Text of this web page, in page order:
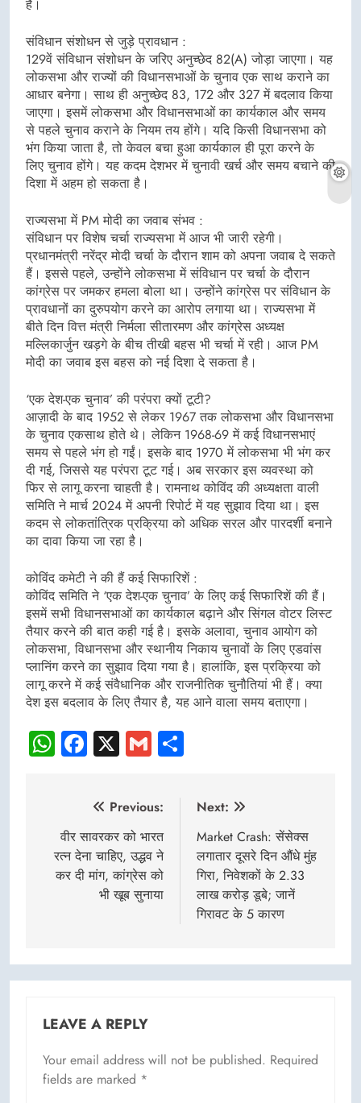
हैं।
संविधान संशोधन से जुड़े प्रावधान :
129वें संविधान संशोधन के जरिए अनुच्छेद 82(A) जोड़ा जाएगा। यह
लोकसभा और राज्यों की विधानसभाओं के चुनाव एक साथ कराने का
आधार बनेगा। साथ ही अनुच्छेद 83, 172 और 327 में बदलाव किया
जाएगा। इसमें लोकसभा और विधानसभाओं का कार्यकाल और समय
से पहले चुनाव कराने के नियम तय होंगे। यदि किसी विधानसभा को
भंग किया जाता है, तो केवल बचा हुआ कार्यकाल ही पूरा करने के
लिए चुनाव होंगे। यह कदम देशभर में चुनावी खर्च और समय बचाने की
दिशा में अहम हो सकता है।
राज्यसभा में PM मोदी का जवाब संभव :
संविधान पर विशेष चर्चा राज्यसभा में आज भी जारी रहेगी।
प्रधानमंत्री नरेंद्र मोदी चर्चा के दौरान शाम को अपना जवाब दे सकते
हैं। इससे पहले, उन्होंने लोकसभा में संविधान पर चर्चा के दौरान
कांग्रेस पर जमकर हमला बोला था। उन्होंने कांग्रेस पर संविधान के
प्रावधानों का दुरुपयोग करने का आरोप लगाया था। राज्यसभा में
बीते दिन वित्त मंत्री निर्मला सीतारमण और कांग्रेस अध्यक्ष
मल्लिकार्जुन खड़गे के बीच तीखी बहस भी चर्चा में रही। आज PM
मोदी का जवाब इस बहस को नई दिशा दे सकता है।
‘एक देश-एक चुनाव’ की परंपरा क्यों टूटी?
आज़ादी के बाद 1952 से लेकर 1967 तक लोकसभा और विधानसभा
के चुनाव एकसाथ होते थे। लेकिन 1968-69 में कई विधानसभाएं
समय से पहले भंग हो गईं। इसके बाद 1970 में लोकसभा भी भंग कर
दी गई, जिससे यह परंपरा टूट गई। अब सरकार इस व्यवस्था को
फिर से लागू करना चाहती है। रामनाथ कोविंद की अध्यक्षता वाली
समिति ने मार्च 2024 में अपनी रिपोर्ट में यह सुझाव दिया था। इस
कदम से लोकतांत्रिक प्रक्रिया को अधिक सरल और पारदर्शी बनाने
का दावा किया जा रहा है।
कोविंद कमेटी ने की हैं कई सिफारिशें :
कोविंद समिति ने ‘एक देश-एक चुनाव’ के लिए कई सिफारिशें की हैं।
इसमें सभी विधानसभाओं का कार्यकाल बढ़ाने और सिंगल वोटर लिस्ट
तैयार करने की बात कही गई है। इसके अलावा, चुनाव आयोग को
लोकसभा, विधानसभा और स्थानीय निकाय चुनावों के लिए एडवांस
प्लानिंग करने का सुझाव दिया गया है। हालांकि, इस प्रक्रिया को
लागू करने में कई संवैधानिक और राजनीतिक चुनौतियां भी हैं। क्या
देश इस बदलाव के लिए तैयार है, यह आने वाला समय बताएगा।
WhatsApp
Facebook
X Gmail
navigation
Previous:
वीर सावरकर को भारत
रत्न देना चाहिए, उद्धव ने
कर दी मांग, कांग्रेस को
भी खूब सुनाया
Next:
Market Crash: सेंसेक्स
लगातार दूसरे दिन औंधे मुंह
गिरा, निवेशकों के 2.33
लाख करोड़ डूबे; जानें
गिरावट के 5 कारण
LEAVE A REPLY
Your email address will not be published. Required
fields are marked *